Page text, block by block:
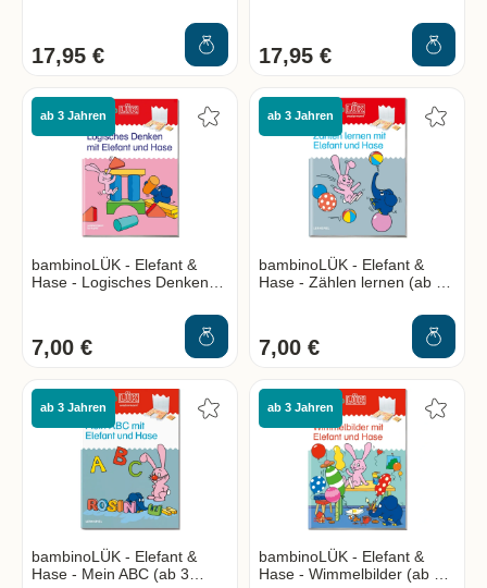
17,95 € 17,95 €
ab 3 Jahren
bambinoLÜK - Elefant &
Hase - Logisches Denken
7,00 €
ab 3 Jahren
bambinoLÜK - Elefant &
Hase - Zählen lernen (ab 3
7,00 €
ab 3 Jahren
bambinoLÜK - Elefant &
Hase - Mein ABC (ab 3
ab 3 Jahren
bambinoLÜK - Elefant &
Hase - Wimmelbilder (ab 3